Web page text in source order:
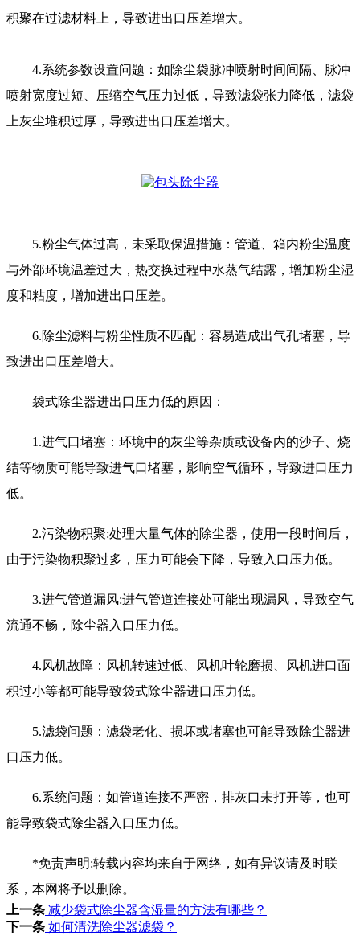
积聚在过滤材料上，导致进出口压差增大。
4.系统参数设置问题：如除尘袋脉冲喷射时间间隔、脉冲
喷射宽度过短、压缩空气压力过低，导致滤袋张力降低，滤袋
上灰尘堆积过厚，导致进出口压差增大。
5.粉尘气体过高，未采取保温措施：管道、箱内粉尘温度
与外部环境温差过大，热交换过程中水蒸气结露，增加粉尘湿
度和粘度，增加进出口压差。
6.除尘滤料与粉尘性质不匹配：容易造成出气孔堵塞，导
致进出口压差增大。
袋式除尘器进出口压力低的原因：
1.进气口堵塞：环境中的灰尘等杂质或设备内的沙子、烧
结等物质可能导致进气口堵塞，影响空气循环，导致进口压力
低。
2.污染物积聚:处理大量气体的除尘器，使用一段时间后，
由于污染物积聚过多，压力可能会下降，导致入口压力低。
3.进气管道漏风:进气管道连接处可能出现漏风，导致空气
流通不畅，除尘器入口压力低。
4.风机故障：风机转速过低、风机叶轮磨损、风机进口面
积过小等都可能导致袋式除尘器进口压力低。
5.滤袋问题：滤袋老化、损坏或堵塞也可能导致除尘器进
口压力低。
6.系统问题：如管道连接不严密，排灰口未打开等，也可
能导致袋式除尘器入口压力低。
*免责声明:转载内容均来自于网络，如有异议请及时联
系，本网将予以删除。
上一条 减少袋式除尘器含湿量的方法有哪些？
下一条 如何清洗除尘器滤袋？